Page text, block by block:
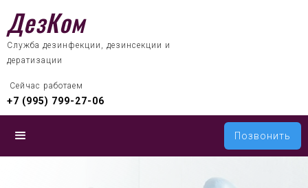
ДезКом
Служба дезинфекции, дезинсекции и
дератизации
Сейчас работаем
+7 (995) 799-27-06
Позвонить